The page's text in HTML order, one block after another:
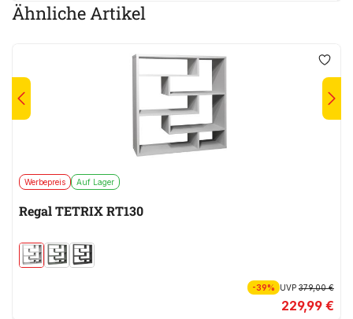
Ähnliche Artikel
Werbepreis Auf Lager
Regal TETRIX RT130
-39% UVP379,00 €
229,99 €